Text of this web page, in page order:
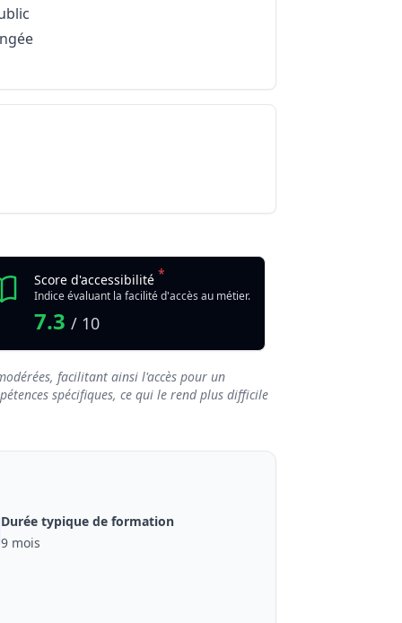
Médiateur / Médiatrice scientifique
Score d'accessibilité *
Indice évaluant la facilité d'accès au métier.
7.3/ 10
facilitant ainsi l'accès pour un
spécifiques, ce qui le rend plus difficile
Durée typique de formation
9 mois